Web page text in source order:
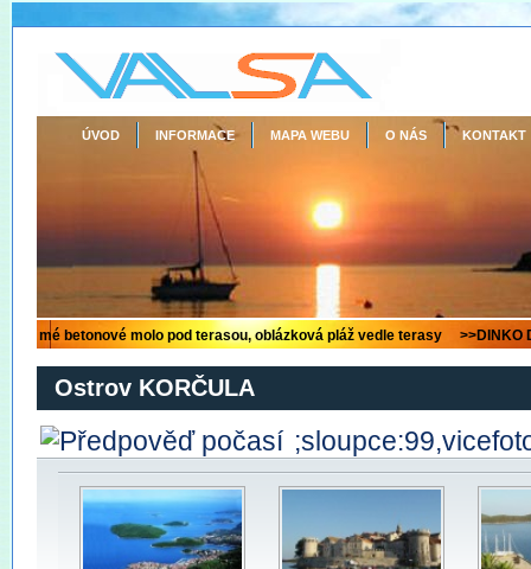
ÚVOD INFORMACE MAPA WEBU O NÁS KONTAKT
Ostrov KORČULA